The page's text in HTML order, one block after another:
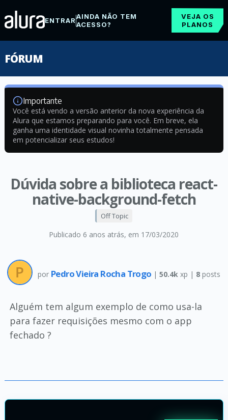
ENTRARAINDA NÃO TEM
ACESSO?
VEJA OS
PLANOS
FÓRUM
Importante
Você está vendo a versão anterior da nova experiência da
Alura que estamos preparando para você. Em breve, ela
ganha uma identidade visual novinha totalmente pensada
em potencializar seus estudos!
Dúvida sobre a biblioteca react-
native-background-fetch
Publicado 6 anos atrás, em 17/03/2020
Off Topic
por Pedro Vieira Rocha Trogo | 50.4k xp | 8posts
Alguém tem algum exemplo de como usa-la
para fazer requisições mesmo com o app
fechado ?